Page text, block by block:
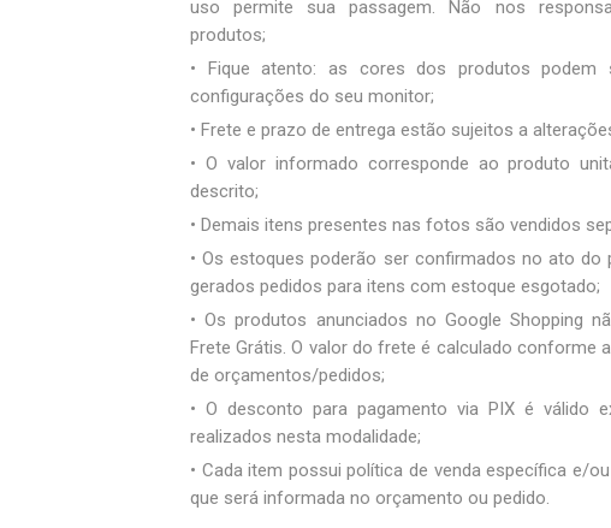
uso permite sua passagem. Não nos
produtos;
• Fique atento: as cores dos produtos podem
configurações do seu monitor;
• Frete e prazo de entrega estão sujeitos a
• O valor informado corresponde ao produto
descrito;
• Demais itens presentes nas fotos são vendidos
• Os estoques poderão ser confirmados no ato do
gerados pedidos para itens com estoque esgotado;
• Os produtos anunciados no Google Shopping
Frete Grátis. O valor do frete é calculado conforme
de orçamentos/pedidos;
• O desconto para pagamento via PIX é válido
realizados nesta modalidade;
• Cada item possui política de venda específica e/
que será informada no orçamento ou pedido.